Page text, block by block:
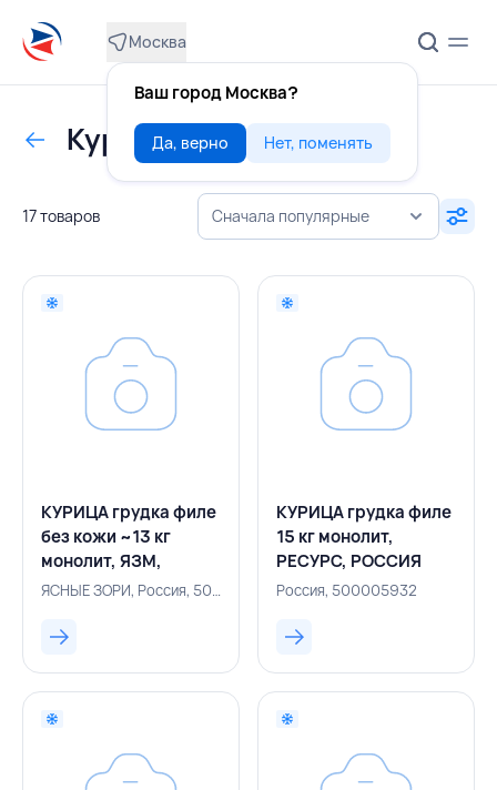
Москва
Ваш город Москва?
Да, верно Нет, поменять
Курица грудка
17 товаров Сначала популярные
КУРИЦА грудка филе
без кожи ~13 кг
монолит, ЯЗМ,
РОССИЯ
ЯСНЫЕ ЗОРИ, Россия, 500005917
КУРИЦА грудка филе
15 кг монолит,
РЕСУРС, РОССИЯ
Россия, 500005932